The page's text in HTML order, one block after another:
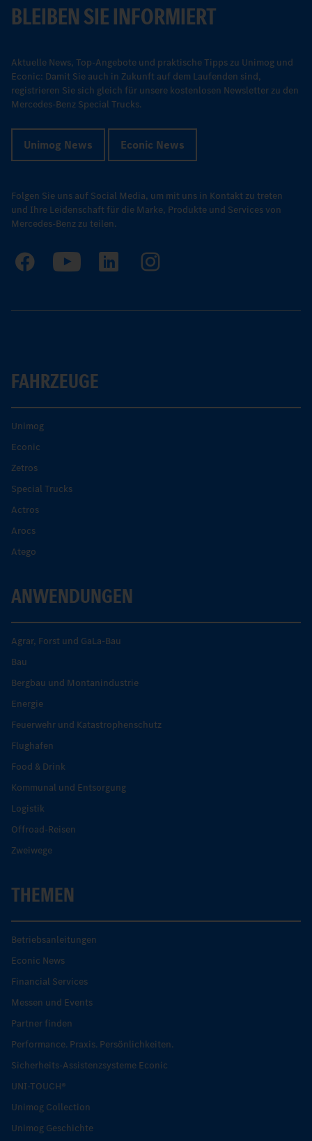
BLEIBEN SIE INFORMIERT
Aktuelle News, Top-Angebote und praktische Tipps zu Unimog und
Econic: Damit Sie auch in Zukunft auf dem Laufenden sind,
registrieren Sie sich gleich für unsere kostenlosen Newsletter zu den
Mercedes-Benz Special Trucks.
Unimog News Econic News
Folgen Sie uns auf Social Media, um mit uns in Kontakt zu treten
und Ihre Leidenschaft für die Marke, Produkte und Services von
Mercedes-Benz zu teilen.
FAHRZEUGE
Unimog
Econic
Zetros
Special Trucks
Actros
Arocs
Atego
ANWENDUNGEN
Agrar, Forst und GaLa-Bau
Bau
Bergbau und Montanindustrie
Energie
Feuerwehr und Katastrophenschutz
Flughafen
Food & Drink
Kommunal und Entsorgung
Logistik
Offroad-Reisen
Zweiwege
THEMEN
Betriebsanleitungen
Econic News
Financial Services
Messen und Events
Partner finden
Performance. Praxis. Persönlichkeiten.
Sicherheits-Assistenzsysteme Econic
UNI-TOUCH®
Unimog Collection
Unimog Geschichte